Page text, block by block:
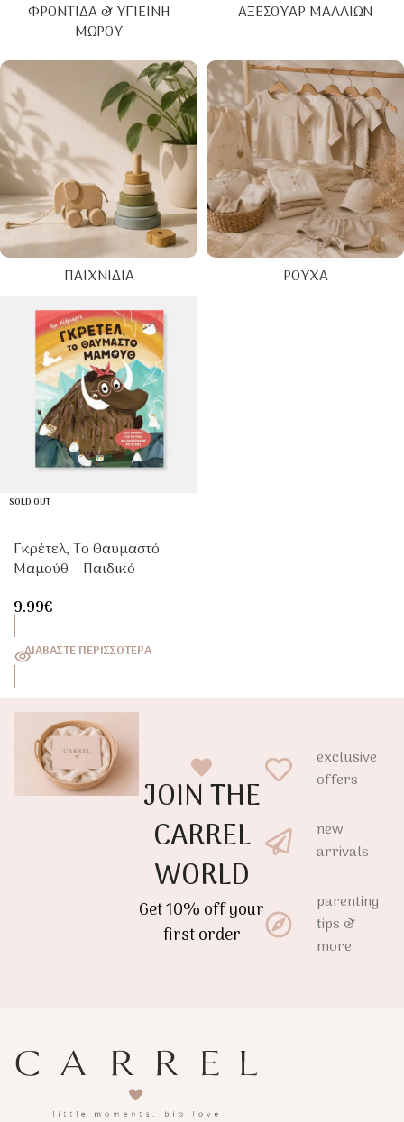
ΦΡΟΝΤΊΔΑ & ΥΓΙΕΙΝΉ
ΜΩΡΟΎ
ΑΞΕΣΟΥΆΡ ΜΑΛΛΙΏΝ
ΠΑΙΧΝΊΔΙΑ ΡΟΎΧΑ
SOLD OUT
Γκρέτελ, Το Θαυμαστό
Μαμούθ – Παιδικό
Για Διαφορετικότητα &
9.99€
ΔΙΑΒΆΣΤΕ ΠΕΡΙΣΣΌΤΕΡΑ
JOIN THE
CARREL
WORLD
Get 10% off your
first order
exclusive
offers
new
arrivals
parenting
tips &
more